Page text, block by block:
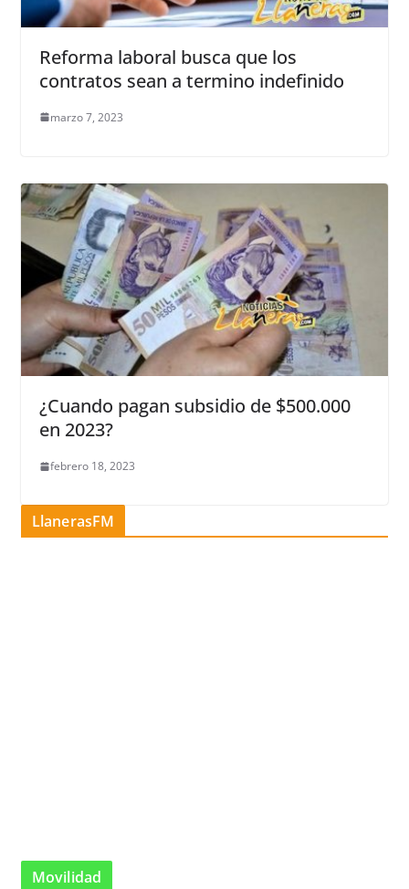
Reforma laboral busca que los
contratos sean a termino indefinido
marzo 7, 2023
¿Cuando pagan subsidio de $500.000
en 2023?
febrero 18, 2023
LlanerasFM
Movilidad